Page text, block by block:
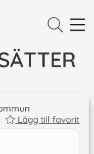
Lägg till favorit